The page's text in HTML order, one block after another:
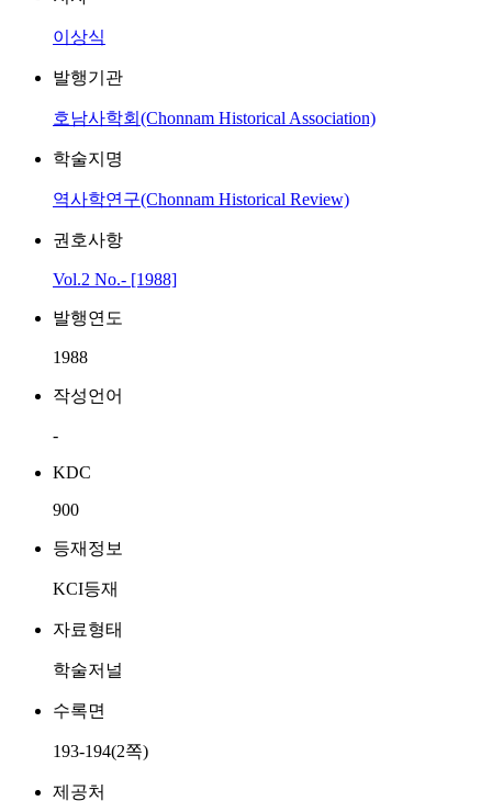
이상식
발행기관
호남사학회(Chonnam Historical Association)
학술지명
역사학연구(Chonnam Historical Review)
권호사항
Vol.2 No.- [1988]
발행연도
1988
작성언어
-
KDC
900
등재정보
KCI등재
자료형태
학술저널
수록면
193-194(2쪽)
제공처